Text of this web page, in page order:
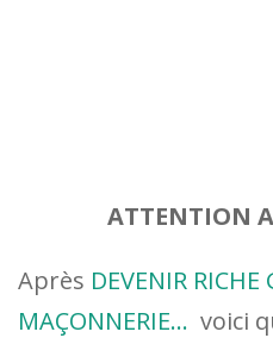
ATTENTION
Après DEVENIR RICHE
MAÇONNERIE… voici